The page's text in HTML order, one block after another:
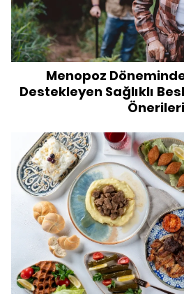
Menopoz
Destekleyen Sağlıklı
Önerileri